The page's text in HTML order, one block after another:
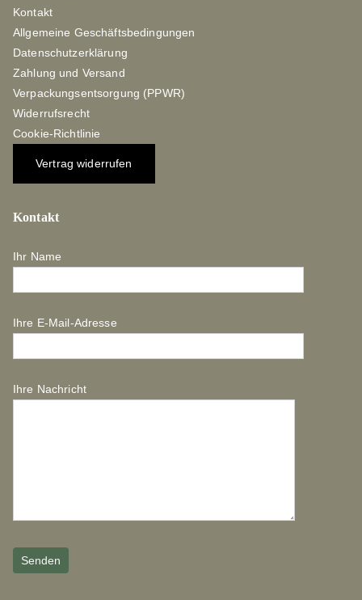
Kontakt
Allgemeine Geschäftsbedingungen
Datenschutzerklärung
Zahlung und Versand
Verpackungsentsorgung (PPWR)
Widerrufsrecht
Cookie-Richtlinie
Vertrag widerrufen
Kontakt
Ihr Name
Ihre E-Mail-Adresse
Ihre Nachricht